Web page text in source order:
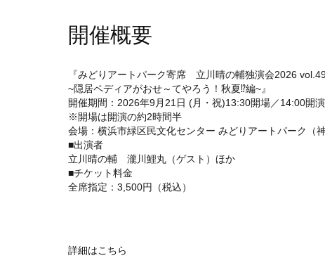
開催概要
『みどりアートパーク寄席 立川晴の輔独演会2026
~隠居ペディアがおせ～てやろう！秋夏⁉編~』
開催期間：2026年9月21日 (月・祝)13:30開場／14:00開演
※開場は開演の約2時間半
会場：横浜市緑区民文化センター みどりアートパーク（
■出演者
立川晴の輔 瀧川鯉丸（ゲスト）ほか
■チケット料金
全席指定：3,500円（税込）
詳細はこちら